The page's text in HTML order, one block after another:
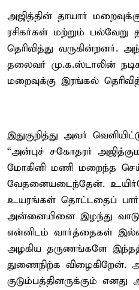
அஜித்தின் தாயார்
ரசிகர்கள் மற்றும் பல்வேறு
தெரிவித்து வருகின்றனர்.
தலைவர் மு.க.ஸ்டாலின்
மறைவுக்கு இரங்கல்
இதுகுறித்து அவர்
“அன்புச் சகோதரர்
மோகினி மணி மறைந்த
வேதனையடைந்தேன்.
உயரங்கள் தொட்டதைப்
அன்னையினை இழந்து
என்னிடம் வார்த்தைகள்
அழகிய தருணங்களே
துணைநிற்க விழைகிறேன்.
குடும்பத்தினருக்கும்